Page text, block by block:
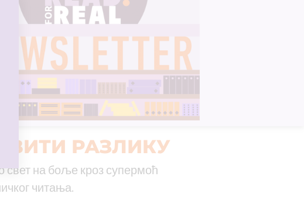
РАЗЛИКУ
на боље кроз супермоћ
читања.